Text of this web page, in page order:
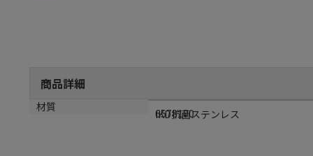
商品詳細
メーカー品番
6578100
材質
IKD抗菌ステンレス